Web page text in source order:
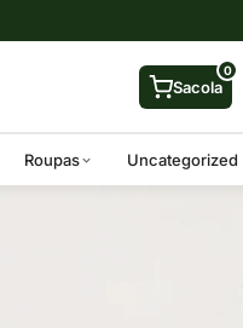
Sacola
0
Roupas Uncategorized